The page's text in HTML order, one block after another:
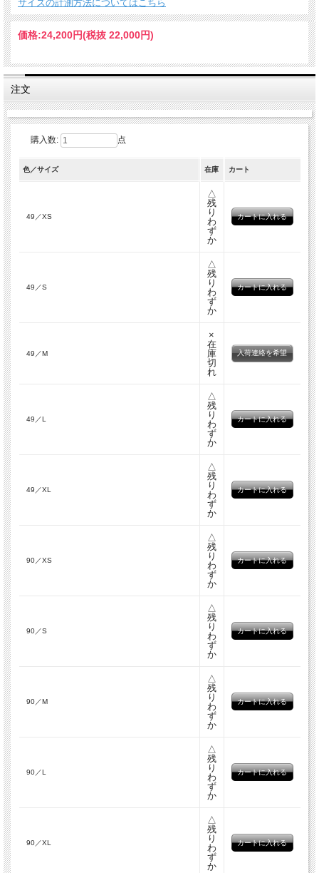
サイズの計測方法についてはこちら
価格:24,200円(税抜 22,000円)
注文
購入数: 点
色／サイズ 在庫 カート
49／XS
△
残
り
わ
ず
か
49／S
△
残
り
わ
ず
か
49／M
×
在
庫
切
れ
入荷連絡を希望
49／L
△
残
り
わ
ず
か
49／XL
△
残
り
わ
ず
か
90／XS
△
残
り
わ
ず
か
90／S
△
残
り
わ
ず
か
90／M
△
残
り
わ
ず
か
90／L
△
残
り
わ
ず
か
90／XL
△
残
り
わ
ず
か